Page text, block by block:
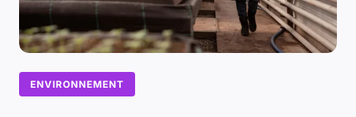
ENVIRONNEMENT